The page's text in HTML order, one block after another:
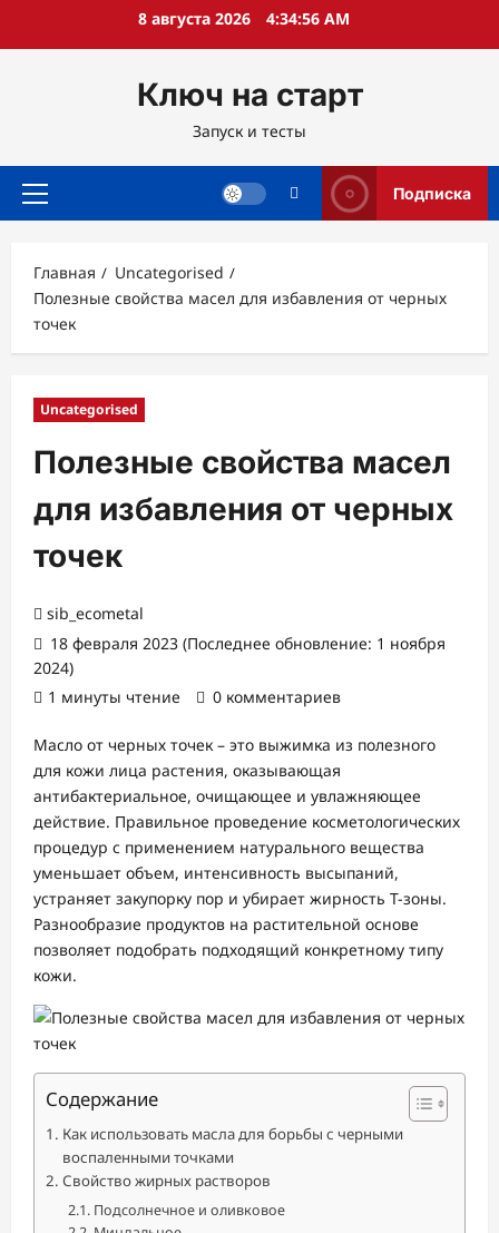
8 августа 2026 4:34:58 AM
Ключ на старт
Запуск и тесты
Основное
Подписка
Главная
Uncategorised
Полезные свойства масел для избавления от черных
точек
Uncategorised
Полезные свойства масел
для избавления от черных
точек
sib_ecometal
18 февраля 2023 (Последнее обновление: 1 ноября
2024)
1 минуты чтение
0 комментариев
Масло от черных точек – это выжимка из полезного
для кожи лица растения, оказывающая
антибактериальное, очищающее и увлажняющее
действие. Правильное проведение косметологических
процедур с применением натурального вещества
уменьшает объем, интенсивность высыпаний,
устраняет закупорку пор и убирает жирность Т-зоны.
Разнообразие продуктов на растительной основе
позволяет подобрать подходящий конкретному типу
кожи.
Содержание
Как использовать масла для борьбы с черными
воспаленными точками
Свойство жирных растворов
Подсолнечное и оливковое